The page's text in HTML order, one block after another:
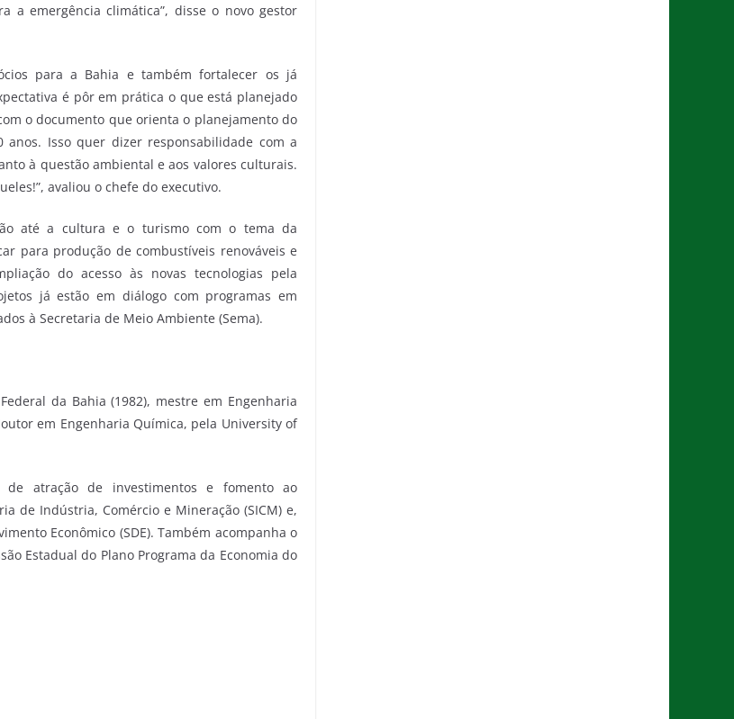
a emergência climática”, disse o novo gestor
para a Bahia e também fortalecer os já
é pôr em prática o que está planejado
o documento que orienta o planejamento do
Isso quer dizer responsabilidade com a
à questão ambiental e aos valores culturais.
avaliou o chefe do executivo.
até a cultura e o turismo com o tema da
para produção de combustíveis renováveis e
do acesso às novas tecnologias pela
já estão em diálogo com programas em
à Secretaria de Meio Ambiente (Sema).
da Bahia (1982), mestre em Engenharia
em Engenharia Química, pela University of
atração de investimentos e fomento ao
de Indústria, Comércio e Mineração (SICM) e,
Econômico (SDE). Também acompanha o
Estadual do Plano Programa da Economia do